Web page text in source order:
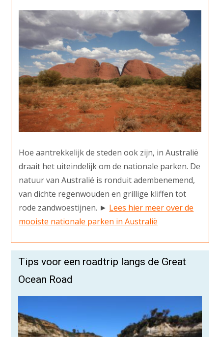
Hoe aantrekkelijk de steden ook zijn, in Australië
draait het uiteindelijk om de nationale parken. De
natuur van Australië is ronduit adembenemend,
van dichte regenwouden en grillige kliffen tot
rode zandwoestijnen. ► Lees hier meer over de
mooiste nationale parken in Australië
Tips voor een roadtrip langs de Great
Ocean Road